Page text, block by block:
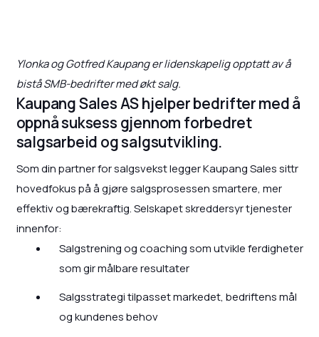
Ylonka og Gotfred Kaupang er lidenskapelig opptatt av å
bistå SMB-bedrifter med økt salg.
Kaupang Sales AS hjelper bedrifter med å
oppnå suksess gjennom forbedret
salgsarbeid og salgsutvikling.
Som din partner for salgsvekst legger Kaupang Sales sittr
hovedfokus på å gjøre salgsprosessen smartere, mer
effektiv og bærekraftig. Selskapet skreddersyr tjenester
innenfor:
Salgstrening og coaching som utvikle ferdigheter
som gir målbare resultater
Salgsstrategi tilpasset markedet, bedriftens mål
og kundenes behov